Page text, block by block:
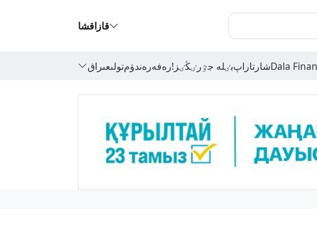
قازاقشا
Dalaشارتاراپبٸلە جٷرٸڭٸز!رەفەرەندۋمتولىعىراق